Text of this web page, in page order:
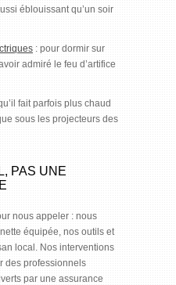
éblouissant qu’un soir
: pour dormir sur
admiré le feu d’artifice
fait parfois plus chaud
sous les projecteurs des
PAS UNE
nous appeler : nous
équipée, nos outils et
local. Nos interventions
des professionnels
par une assurance